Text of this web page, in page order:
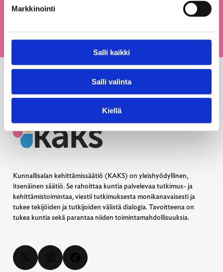
Markkinointi
Salli kaikki
Salli valinta
Kiellä
Kunnallisalan kehittämissäätiö (KAKS) on yleishyödyllinen,
itsenäinen säätiö. Se rahoittaa kuntia palvelevaa tutkimus- ja
kehittämistoimintaa, viestii tutkimuksesta monikanavaisesti ja
tukee tekijöiden ja tutkijoiden välistä dialogia. Tavoitteena on
tukea kuntia sekä parantaa niiden toimintamahdollisuuksia.
X Instagram Facebook